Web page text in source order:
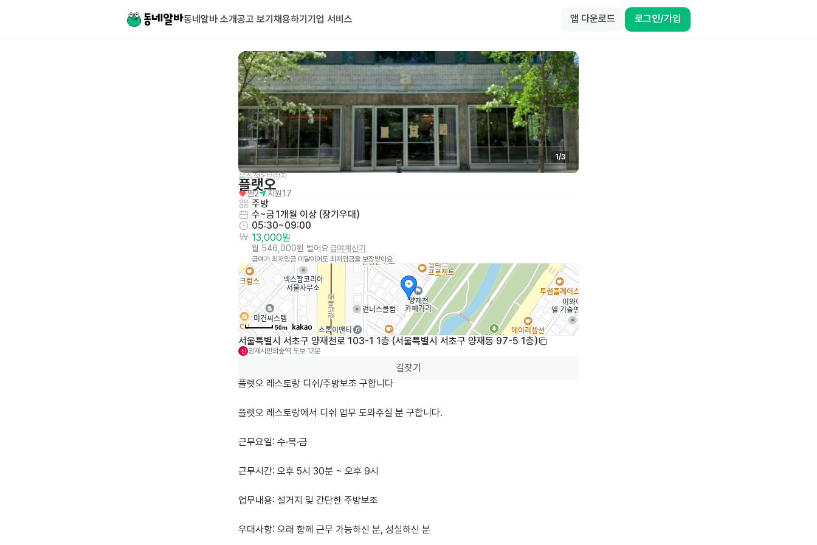
동네알바 소개공고 보기 채용하기 기업 서비스 앱 다운로드 로그인/가입
1/3
음식점>브런치
플랫오
찜2 지원17
주방
수~금1개월 이상 (장기우대)
05:30~09:00
13,000원
월 546,000원 벌어요급여계산기
급여가 최저임금 미달이어도 최저임금을 보장받아요
50m
서울특별시 서초구 양재천로 103-1 1층 (서울특별시 서초구 양재동 97-5 1층)
신 양재시민의숲역 도보 12분
길찾기
플렛오 레스토랑 디쉬/주방보조 구합니다
플렛오 레스토랑에서 디쉬 업무 도와주실 분 구합니다.
근무요일: 수·목·금
근무시간: 오후 5시 30분 ~ 오후 9시
업무내용: 설거지 및 간단한 주방보조
우대사항: 오래 함께 근무 가능하신 분, 성실하신 분